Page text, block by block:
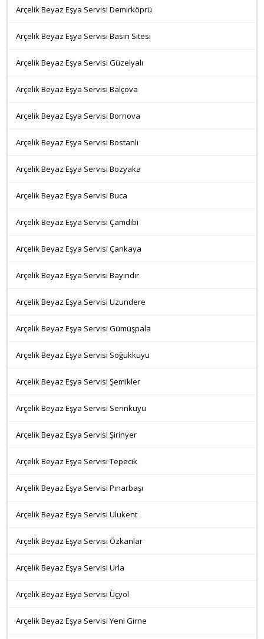
Arçelik Beyaz Eşya Servisi Demirköprü
Arçelik Beyaz Eşya Servisi Basın Sitesi
Arçelik Beyaz Eşya Servisi Güzelyalı
Arçelik Beyaz Eşya Servisi Balçova
Arçelik Beyaz Eşya Servisi Bornova
Arçelik Beyaz Eşya Servisi Bostanlı
Arçelik Beyaz Eşya Servisi Bozyaka
Arçelik Beyaz Eşya Servisi Buca
Arçelik Beyaz Eşya Servisi Çamdibi
Arçelik Beyaz Eşya Servisi Çankaya
Arçelik Beyaz Eşya Servisi Bayındır
Arçelik Beyaz Eşya Servisi Uzundere
Arçelik Beyaz Eşya Servisi Gümüşpala
Arçelik Beyaz Eşya Servisi Soğukkuyu
Arçelik Beyaz Eşya Servisi Şemikler
Arçelik Beyaz Eşya Servisi Serinkuyu
Arçelik Beyaz Eşya Servisi Şirinyer
Arçelik Beyaz Eşya Servisi Tepecik
Arçelik Beyaz Eşya Servisi Pınarbaşı
Arçelik Beyaz Eşya Servisi Ulukent
Arçelik Beyaz Eşya Servisi Özkanlar
Arçelik Beyaz Eşya Servisi Urla
Arçelik Beyaz Eşya Servisi Üçyol
Arçelik Beyaz Eşya Servisi Yeni Girne